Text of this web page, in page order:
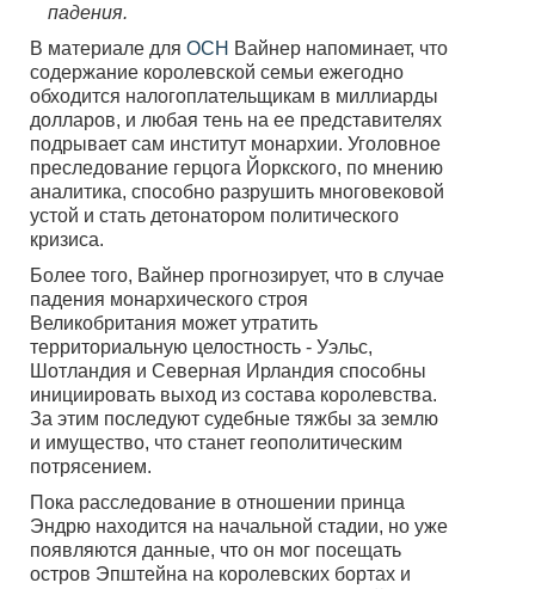
падения.
В материале для ОСН Вайнер напоминает, что
содержание королевской семьи ежегодно
обходится налогоплательщикам в миллиарды
долларов, и любая тень на ее представителях
подрывает сам институт монархии. Уголовное
преследование герцога Йоркского, по мнению
аналитика, способно разрушить многовековой
устой и стать детонатором политического
кризиса.
Более того, Вайнер прогнозирует, что в случае
падения монархического строя
Великобритания может утратить
территориальную целостность - Уэльс,
Шотландия и Северная Ирландия способны
инициировать выход из состава королевства.
За этим последуют судебные тяжбы за землю
и имущество, что станет геополитическим
потрясением.
Пока расследование в отношении принца
Эндрю находится на начальной стадии, но уже
появляются данные, что он мог посещать
остров Эпштейна на королевских бортах и